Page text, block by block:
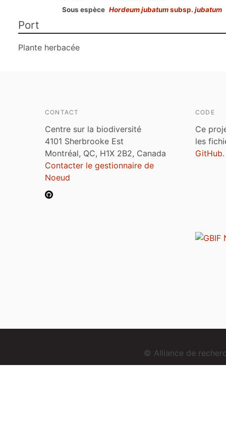
Sous espèce Hordeum jubatumsubsp. jubatum
Port
Plante herbacée
CONTACT
Centre sur la biodiversité
4101 Sherbrooke Est
Montréal, QC, H1X 2B2, Canada
Contacter le gestionnaire de
Noeud
CODE
Ce
les
GitHub.
© Alliance de